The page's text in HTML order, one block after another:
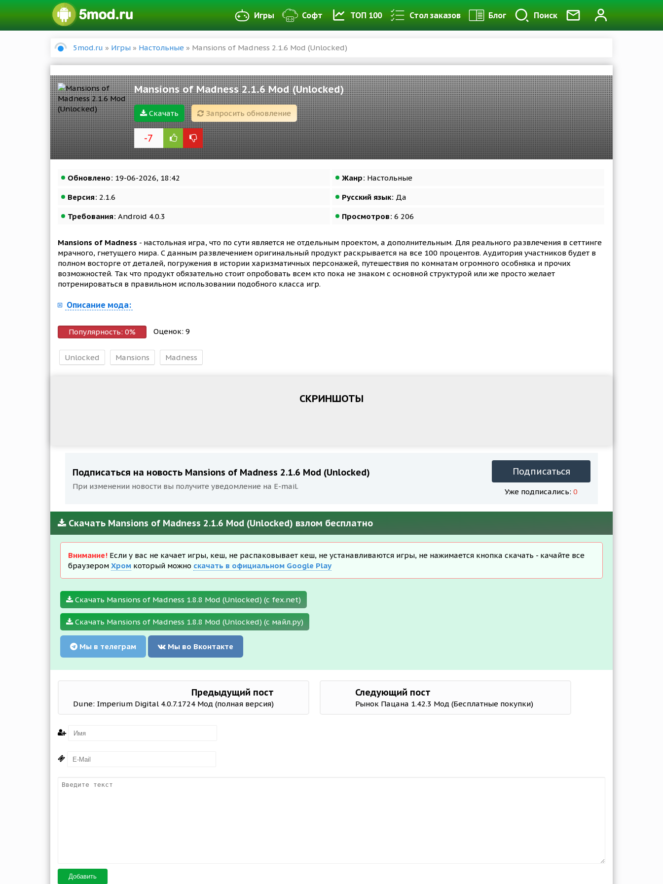
Игры Софт ТОП 100 Стол заказов Блог Поиск
5mod.ru » Игры » Настольные » Mansions of Madness 2.1.6 Mod (Unlocked)
Mansions of Madness 2.1.6 Mod (Unlocked)
Скачать Запросить обновление
-7
Обновлено: 19-06-2026, 18:42 Жанр: Настольные
Версия: 2.1.6 Русский язык: Да
Требования: Android 4.0.3 Просмотров: 6 206
Mansions of Madness - настольная игра, что по сути является не отдельным проектом, а дополнительным. Для реального развлечения в сеттинге
мрачного, гнетущего мира. С данным развлечением оригинальный продукт раскрывается на все 100 процентов. Аудитория участников будет в
полном восторге от деталей, погружения в истории харизматичных персонажей, путешествия по комнатам огромного особняка и прочих
возможностей. Так что продукт обязательно стоит опробовать всем кто пока не знаком с основной структурой или же просто желает
потренироваться в правильном использовании подобного класса игр.
Описание мода:
Популярность: 0% Оценок: 9
Unlocked Mansions Madness
СКРИНШОТЫ
Подписаться на новость Mansions of Madness 2.1.6 Mod (Unlocked)
При изменении новости вы получите уведомление на E-mail.
Подписаться
Уже подписались: 0
Скачать Mansions of Madness 2.1.6 Mod (Unlocked) взлом бесплатно
Внимание! Если у вас не качает игры, кеш, не распаковывает кеш, не устанавливаются игры, не нажимается кнопка скачать - качайте все
браузером Хром который можно скачать в официальном Google Play
Скачать Mansions of Madness 1.8.8 Mod (Unlocked) (с fex.net)
Скачать Mansions of Madness 1.8.8 Mod (Unlocked) (с майл.ру)
Мы в телеграм Мы во Вконтакте
Предыдущий пост
Dune: Imperium Digital 4.0.7.1724 Мод (полная версия)
Следующий пост
Рынок Пацана 1.42.3 Мод (Бесплатные покупки)
Добавить